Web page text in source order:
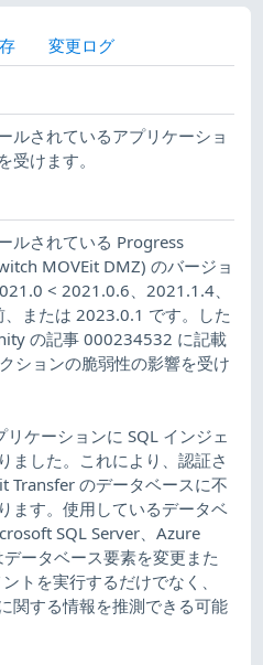
変更ログ
ルされているアプリケーショ
受けます。
ルされている Progress
MOVEit DMZ) のバージョ
< 2021.0.6、2021.1.4、
または 2023.0.1 です。した
の記事 000234532 に記載
ションの脆弱性の影響を受け
ケーションに SQL インジェ
ました。これにより、認証さ
Transfer のデータベースに不
ます。使用しているデータベ
SQL Server、Azure
ータベース要素を変更また
トを実行するだけでなく、
関する情報を推測できる可能